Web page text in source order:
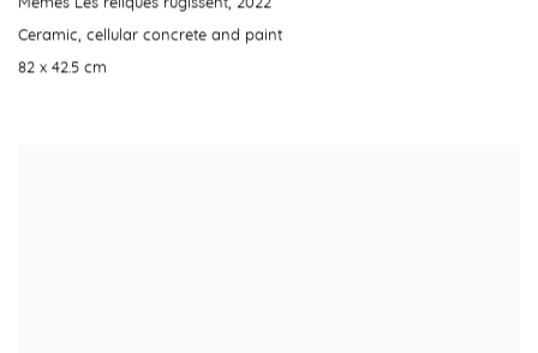
Mêmes Les reliques rugissent, 2022
Ceramic, cellular concrete and paint
82 x 42.5 cm